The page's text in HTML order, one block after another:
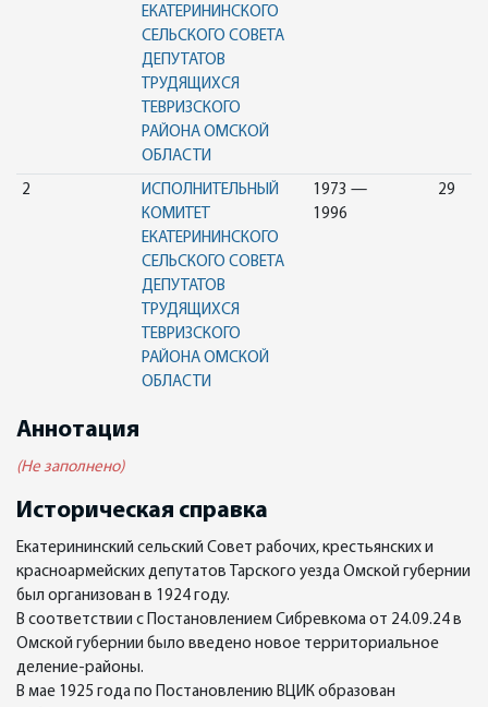
ЕКАТЕРИНИНСКОГО
СЕЛЬСКОГО СОВЕТА
ДЕПУТАТОВ
ТРУДЯЩИХСЯ
ТЕВРИЗСКОГО
РАЙОНА ОМСКОЙ
ОБЛАСТИ
2
ИСПОЛНИТЕЛЬНЫЙ
КОМИТЕТ
ЕКАТЕРИНИНСКОГО
СЕЛЬСКОГО СОВЕТА
ДЕПУТАТОВ
ТРУДЯЩИХСЯ
ТЕВРИЗСКОГО
РАЙОНА ОМСКОЙ
ОБЛАСТИ
1973 —
1996
29
Аннотация
(Не заполнено)
Историческая справка
Екатерининский сельский Совет рабочих, крестьянских и
красноармейских депутатов Тарского уезда Омской губернии
был организован в 1924 году.
В соответствии с Постановлением Сибревкома от 24.09.24 в
Омской губернии было введено новое территориальное
деление-районы.
В мае 1925 года по Постановлению ВЦИК образован